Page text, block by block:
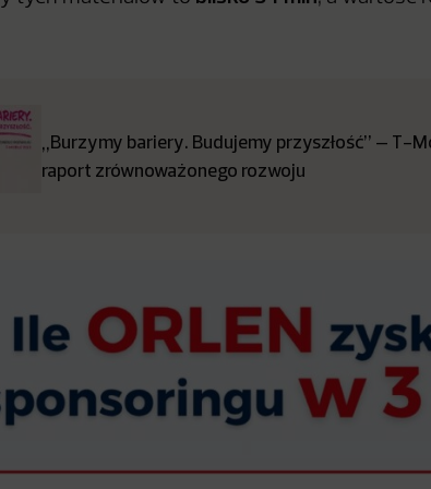
„Burzymy bariery. Budujemy przyszłość” – T-
raport zrównoważonego rozwoju